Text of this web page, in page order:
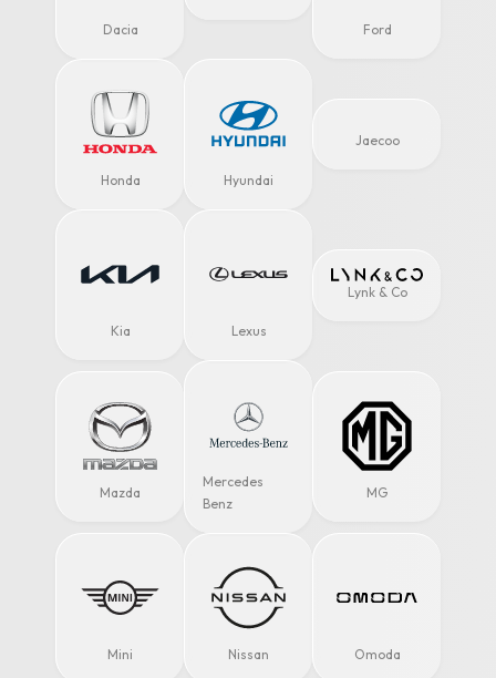
Dacia Ford
Honda Hyundai
Jaecoo
Kia Lexus
Lynk & Co
Mazda
Mercedes
Benz
MG
Mini Nissan Omoda